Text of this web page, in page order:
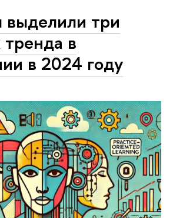
три
в
в 2024 году